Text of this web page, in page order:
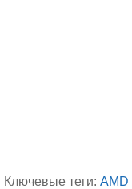
Ключевые теги: AMD